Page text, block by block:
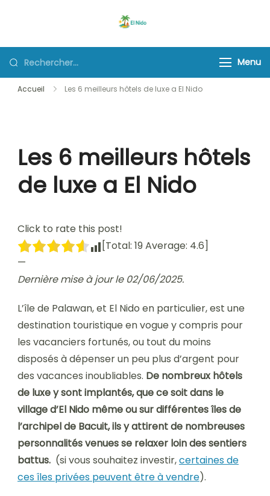
Rechercher : Menu
Accueil Les 6 meilleurs hôtels de luxe a El Nido
Les 6 meilleurs hôtels
de luxe a El Nido
Click to rate this post!
[Total: 19 Average: 4.6]
—
Dernière mise à jour le 02/06/2025.
L’île de Palawan, et El Nido en particulier, est une
destination touristique en vogue y compris pour
les vacanciers fortunés, ou tout du moins
disposés à dépenser un peu plus d’argent pour
des vacances inoubliables. De nombreux hôtels
de luxe y sont implantés, que ce soit dans le
village d’El Nido même ou sur différentes îles de
l’archipel de Bacuit, ils y attirent de nombreuses
personnalités venues se relaxer loin des sentiers
battus. (si vous souhaitez investir,certaines de
ces îles privées peuvent être à vendre).